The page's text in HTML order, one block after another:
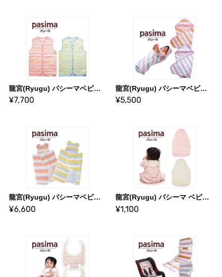
龍宮(Ryugu) パシーマベビー スリーパーＬ 参考月齢：３歳以上
¥7,700
龍宮(Ryugu) パシーマベビー おくるみ サイズ／(約)85×85cm
¥5,500
龍宮(Ryugu) パシーマベビー 湯あがりタオル サイズ／(約)60×120cm
¥6,600
龍宮(Ryugu) パシーマ ベビー 汗とりパット サイズ／(約)20×30cm
¥1,100